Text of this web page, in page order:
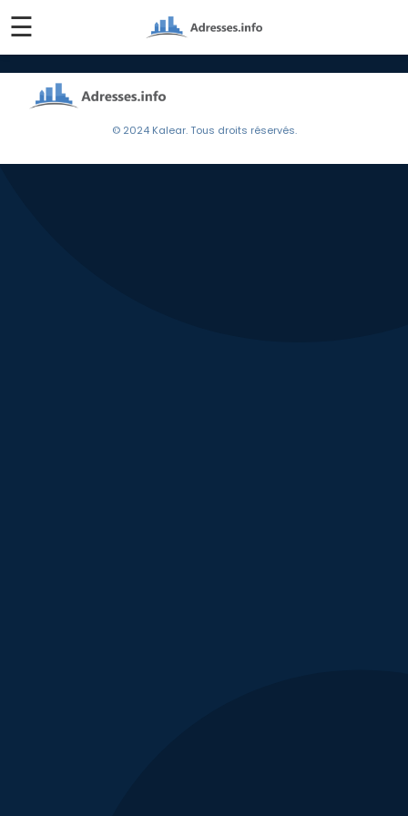
☰
© 2024 Kalear. Tous droits réservés.